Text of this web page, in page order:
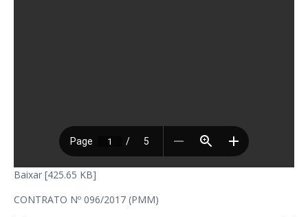
Baixar [425.65 KB]
CONTRATO Nº 096/2017 (PMM)